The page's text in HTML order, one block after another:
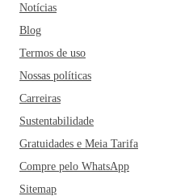
Notícias
Blog
Termos de uso
Nossas políticas
Carreiras
Sustentabilidade
Gratuidades e Meia Tarifa
Compre pelo WhatsApp
Sitemap